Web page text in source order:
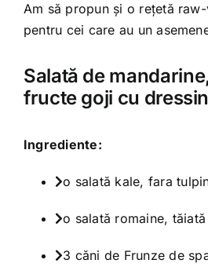
Am să propun și o rețetă
pentru cei care au un
Salată de
fructe goji cu
Ingrediente:
o salată kale, fara
o salată romaine,
3 căni de Frunze de